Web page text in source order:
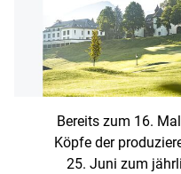
Bereits zum 16.
Köpfe der
25. Juni zum